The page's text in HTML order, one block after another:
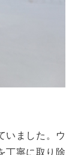
いました。ウ
丁寧に取り除